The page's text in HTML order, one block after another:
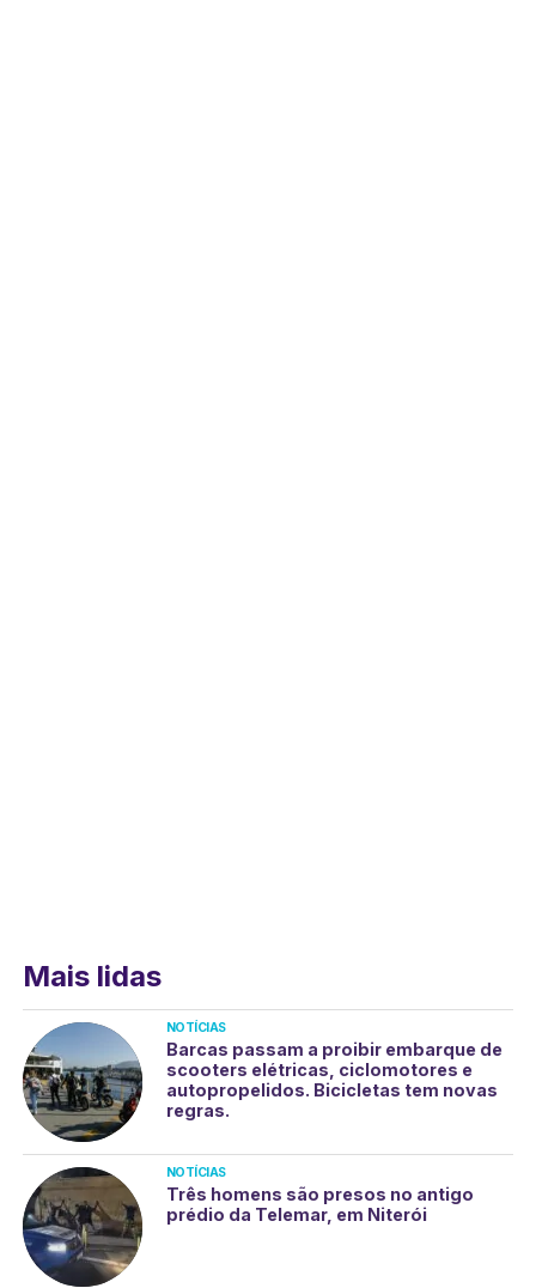
Mais lidas
NOTÍCIAS
Barcas passam a proibir embarque de
scooters elétricas, ciclomotores e
autopropelidos. Bicicletas tem novas
regras.
NOTÍCIAS
Três homens são presos no antigo
prédio da Telemar, em Niterói